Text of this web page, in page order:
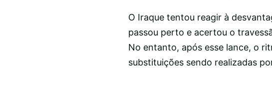
O Iraque tentou reagir à
passou perto e acertou o
No entanto, após esse lance, o
substituições sendo realizadas